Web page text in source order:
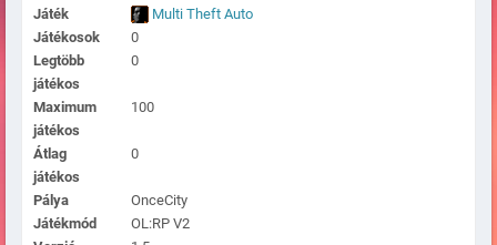
Játék
Multi Theft Auto
Játékosok
0
Legtöbb
játékos
0
Maximum
játékos
100
Átlag
játékos
0
Pálya
OnceCity
Játékmód
OL:RP V2